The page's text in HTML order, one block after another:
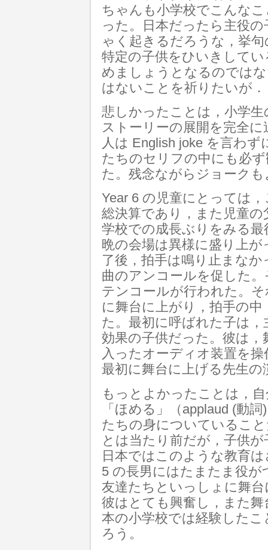
ちゃんも小学校でこんな
った。日本だったら主役
ゃく起きるだろうな，挙
特定の子供をひいきして
めましょうとなるのでは
はないことを祈りたいが．
悲しかったことは，小学
ストーリーの展開を完全
人は English joke を言わ
たちのセリフの中にも必
た。残念ながらジョーク
Year 6 の児童にとっては
総決算であり，また児童
学校での成長ぶりをみる
晩の会場は異様に盛り上
了後，拍手は鳴り止まな
曲のアンコールを促した
テンコールが行われた。
に舞台に上がり，拍手の
た。最初に呼ばれた子は
効果の子供だった。彼は
入ったオーディオ装置を
最初に舞台に上げる先生の
もっとよかったことは，
「ほめる」（applaud (動
たちの身についているこ
とは当たり前だが，子供
日本ではこのような教育
5 の長男にはたまたま役
友達たちといっしょに舞
彼はとても興奮し，また
本の小学校では経験した
ろう。